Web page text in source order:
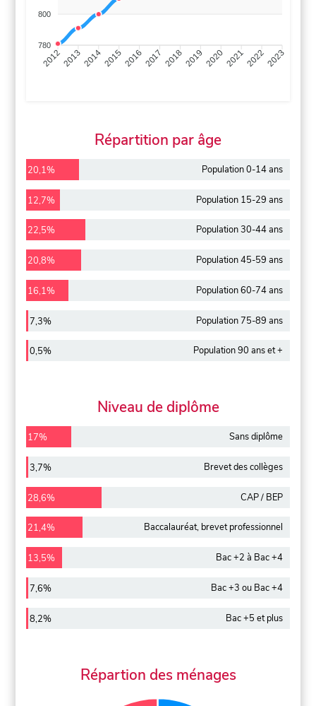
800
780
201220132014201520162017 20182019 2020202120222023
Répartition par âge
20,1% Population 0-14 ans
12,7% Population 15-29 ans
22,5% Population 30-44 ans
20,8% Population 45-59 ans
16,1% Population 60-74 ans
7,3% Population 75-89 ans
0,5% Population 90 ans et +
Niveau de diplôme
17% Sans diplôme
3,7% Brevet des collèges
28,6% CAP / BEP
21,4% Baccalauréat, brevet professionnel
13,5% Bac +2 à Bac +4
7,6% Bac +3 ou Bac +4
8,2% Bac +5 et plus
Répartion des ménages